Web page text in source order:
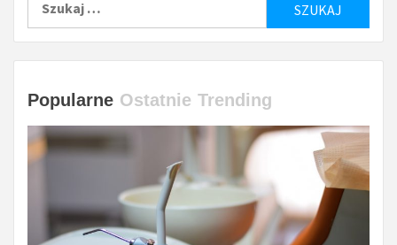
Popularne Ostatnie Trending